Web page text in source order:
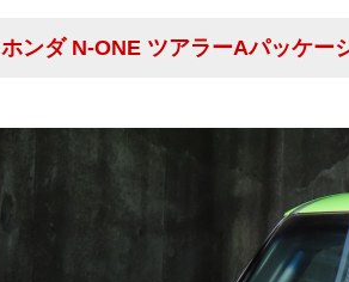
ホンダ N-ONE ツアラーAパッケ